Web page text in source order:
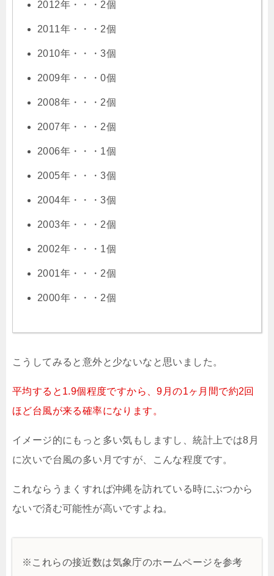
2012年・・・2個
2011年・・・2個
2010年・・・3個
2009年・・・0個
2008年・・・2個
2007年・・・2個
2006年・・・1個
2005年・・・3個
2004年・・・3個
2003年・・・2個
2002年・・・1個
2001年・・・2個
2000年・・・2個
こうしてみると意外と少ないなと思いました。
平均すると1.9個程度ですから、9月の1ヶ月間で約2回
ほど台風が来る確率になります。
イメージ的にもっと多い気もしますし、統計上では8月
に次いで台風の多い月ですが、こんな程度です。
これならうまくすれば沖縄を訪れている時にぶつから
ないで済む可能性が高いですよね。
※これらの接近数は気象庁のホームページを参考